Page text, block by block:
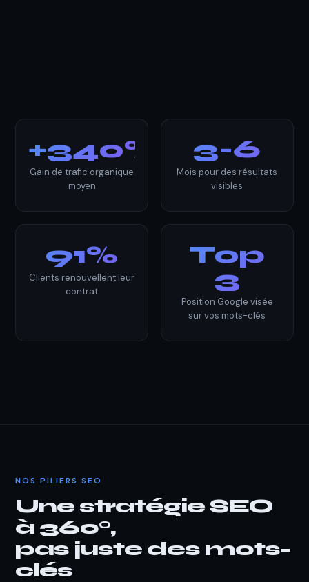
+340%
Gain de trafic organique
moyen
3-6
Mois pour des résultats
visibles
91%
Clients renouvellent leur
contrat
Top
3
Position Google visée
sur vos mots-clés
NOS PILIERS SEO
Une stratégie SEO
à 360°,
pas juste des mots-
clés